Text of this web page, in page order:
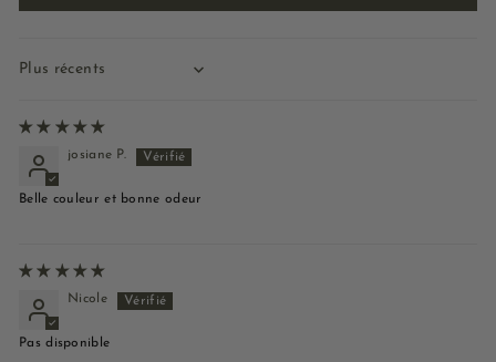
Sort by
josiane P.
Belle couleur et bonne odeur
Nicole
Pas disponible